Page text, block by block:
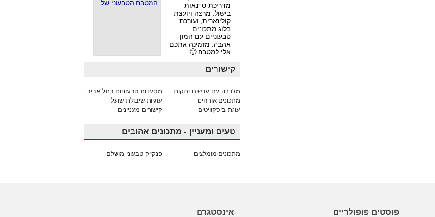
מדריכת סדנאות
בישול, מרצה ויועצת
קולינארית, ועורכת
בלוג מתכונים
טבעוניים עם המון
אהבה. מזמינה אתכם
אלי למטבח 🙂
קישורים
מג'דרה עם עדשים ירוקות
מסעדות טבעוניות בתל אביב
מתכונים אורחים
עוגיות שיבולת שועל
עוגת ביסקוויטים
קישורים מעניינים
טעים ומעניין - מתכונים אהובים
מתכונים מומלצים פנקייק טבעוני מושלם
פוסטים פופולריים אינסטגרם